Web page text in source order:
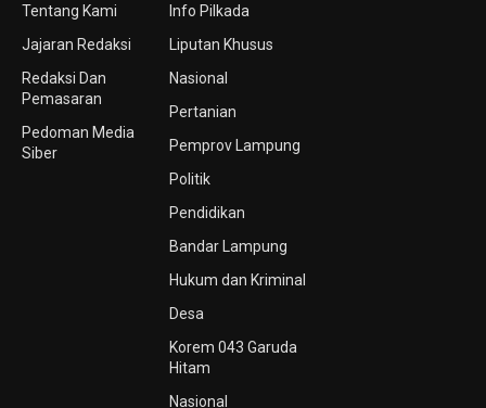
Tentang Kami
Jajaran Redaksi
Redaksi Dan
Pemasaran
Pedoman Media
Siber
Info Pilkada
Liputan Khusus
Nasional
Pertanian
Pemprov Lampung
Politik
Pendidikan
Bandar Lampung
Hukum dan Kriminal
Desa
Korem 043 Garuda
Hitam
Nasional